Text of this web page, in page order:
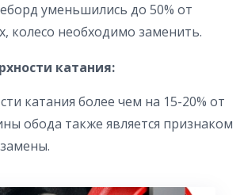
уменьшились до 50% от
колесо необходимо заменить.
катания:
катания более чем на 15-20% от
обода также является признаком